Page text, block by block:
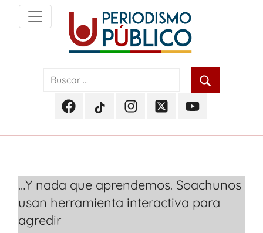
content
Periodismo
PúblicoFacebook
Periodismo
TikTok
Periodismo
InstagramTwitterYoutube
…Y nada que aprendemos. Soachunos
usan herramienta interactiva para
agredir